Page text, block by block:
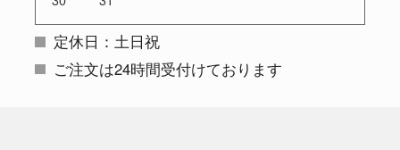
定休日：土日祝
ご注文は24時間受付けております